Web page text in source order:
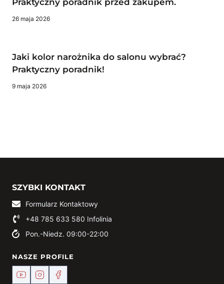
26 maja 2026
Jaki kolor narożnika do salonu wybrać?
Praktyczny poradnik!
9 maja 2026
SZYBKI KONTAKT
Formularz Kontaktowy
+48 785 633 580 Infolinia
Pon.-Niedz. 09:00-22:00
NASZE PROFILE